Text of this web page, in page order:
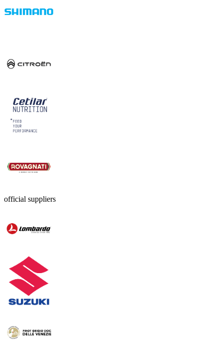
official suppliers